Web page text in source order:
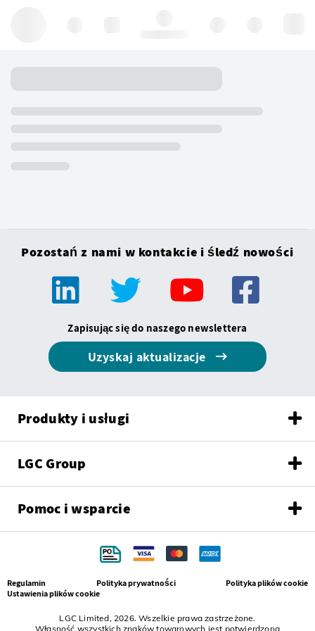
Pozostań z nami w kontakcie i śledź nowości
Zapisując się do naszego newslettera
Uzyskaj aktualizacje
Produkty i usługi
LGC Group
Pomoc i wsparcie
LGC Limited, 2026. Wszelkie prawa zastrzeżone.
Własność wszystkich znaków towarowych jest potwierdzona
Regulamin Polityka prywatności
Polityka plików cookie
Ustawienia plików cookie